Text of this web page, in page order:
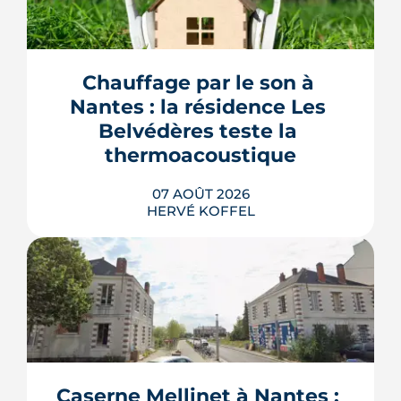
Chauffage par le son à
Nantes : la résidence Les
Belvédères teste la
thermoacoustique
07 AOÛT 2026
HERVÉ KOFFEL
Une start-up nantaise fait produire de
l'eau chaude « par le son » à un
immeuble social de Bellevue-
une pompe à chaleur à hélium